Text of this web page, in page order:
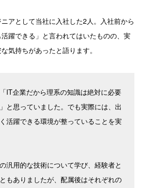
アとして当社に入社した2人。入社前から
活躍できる」と言われてはいたものの、実
気持ちがあったと語ります。
IT企業だから理系の知識は絶対に必要
と思っていました。でも実際には、出
活躍できる環境が整っていることを実
汎用的な技術について学び、経験者と
もありましたが、配属後はそれぞれの